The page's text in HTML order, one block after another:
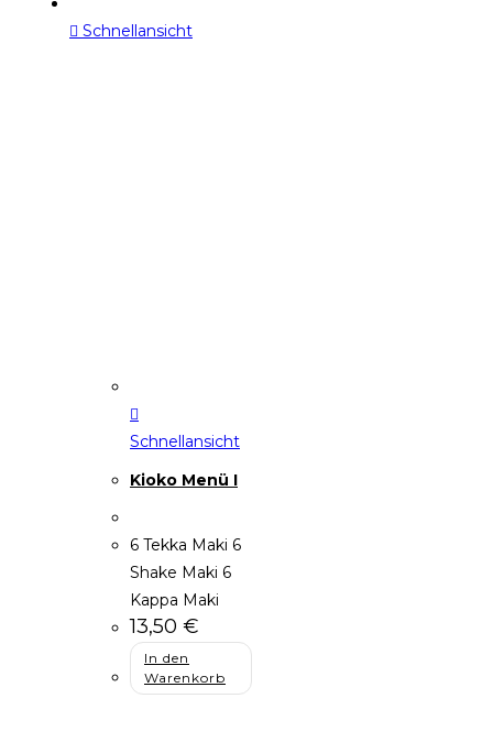
Schnellansicht
Schnellansicht
Kioko Menü I
6 Tekka Maki 6
Shake Maki 6
Kappa Maki
13,50 €
In den
Warenkorb